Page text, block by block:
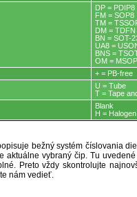
DP = PDIP8
FM = SOP8
TM =
DM = TDFN
BN = SOT-
UA8 =
BNS =
OM =
+ = PB-free
U = Tube
T = Tape
Blank
H =
bežný systém číslovania
aktuálne vybraný čip. Tu
Preto vždy skontrolujte
nám vedieť.